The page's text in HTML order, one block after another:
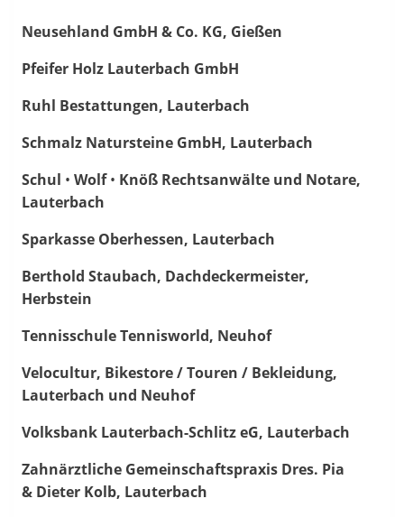
Neusehland GmbH & Co. KG, Gießen
Pfeifer Holz Lauterbach GmbH
Ruhl Bestattungen, Lauterbach
Schmalz Natursteine GmbH, Lauterbach
Schul •Wolf• Knöß Rechtsanwälte und Notare,
Lauterbach
Sparkasse Oberhessen, Lauterbach
Berthold Staubach, Dachdeckermeister,
Herbstein
Tennisschule Tennisworld, Neuhof
Velocultur, Bikestore / Touren / Bekleidung,
Lauterbach und Neuhof
Volksbank Lauterbach-Schlitz eG, Lauterbach
Zahnärztliche Gemeinschaftspraxis Dres. Pia
& Dieter Kolb, Lauterbach